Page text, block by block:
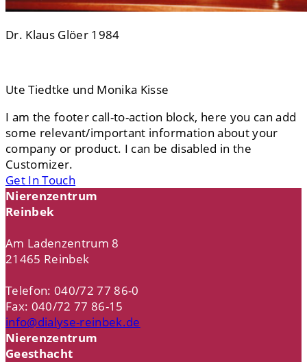
Dr. Klaus Glöer 1984
Ute Tiedtke und Monika Kisse
I am the footer call-to-action block, here you can add
some relevant/important information about your
company or product. I can be disabled in the
Customizer.
Get In Touch
Nierenzentrum
Reinbek
Am Ladenzentrum 8
21465 Reinbek
Telefon: 040/72 77 86-0
Fax: 040/72 77 86-15
info@dialyse-reinbek.de
Nierenzentrum
Geesthacht